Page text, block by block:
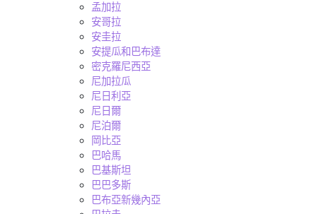
孟加拉
安哥拉
安圭拉
安提瓜和巴布達
密克羅尼西亞
尼加拉瓜
尼日利亞
尼日爾
尼泊爾
岡比亞
巴哈馬
巴基斯坦
巴巴多斯
巴布亞新幾內亞